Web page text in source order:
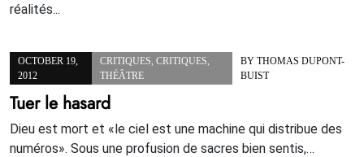
réalités...
OCTOBER 19,
2012
CRITIQUES CRITIQUES
THÉÂTRE
BY THOMAS DUPONT-
BUIST
Tuer le hasard
Dieu est mort et «le ciel est une machine qui distribue des
numéros». Sous une profusion de sacres bien sentis,…